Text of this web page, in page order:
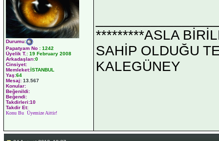
Durumu:
Papatyam No : 1242
Üyelik T.: 19 February 2008
Arkadaşları:0
Cinsiyet:
Memleket:İSTANBUL
Yaş:64
Mesaj: 13.567
Konular:
Beğenildi:
Beğendi:
Takdirleri:10
Takdir Et:
Konu Bu Üyemize Aittir!
*********ASLA
SAHİP OLDUĞU
KALEGÜNEY